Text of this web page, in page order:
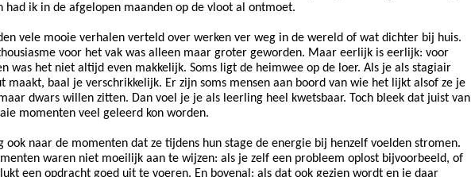
had ik in de afgelopen maanden op de vloot al ontmoet.
vele mooie verhalen verteld over werken ver weg in de wereld of wat dichter bij huis.
voor het vak was alleen maar groter geworden. Maar eerlijk is eerlijk: voor
was het niet altijd even makkelijk. Soms ligt de heimwee op de loer. Als je als stagiair
maakt, baal je verschrikkelijk. Er zijn soms mensen aan boord van wie het lijkt alsof ze je
dwars willen zitten. Dan voel je je als leerling heel kwetsbaar. Toch bleek dat juist van
momenten veel geleerd kon worden.
ook naar de momenten dat ze tijdens hun stage de energie bij henzelf voelden stromen.
waren niet moeilijk aan te wijzen: als je zelf een probleem oplost bijvoorbeeld, of
een opdracht goed uit te voeren. En bovenal: als dat ook gezien wordt en je daar